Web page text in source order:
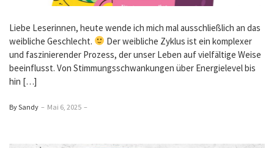
Liebe Leserinnen, heute wende ich mich mal ausschließlich an das
weibliche Geschlecht.
Der weibliche Zyklus ist ein komplexer
und faszinierender Prozess, der unser Leben auf vielfältige Weise
beeinflusst. Von Stimmungsschwankungen über Energielevel bis
hin […]
By Sandy – Mai 6, 2025 –